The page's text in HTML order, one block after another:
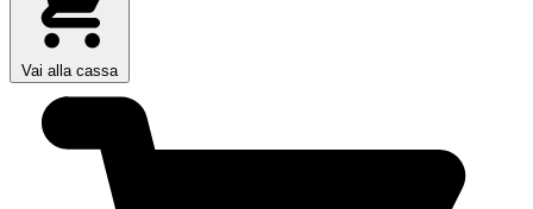
Vai alla cassa